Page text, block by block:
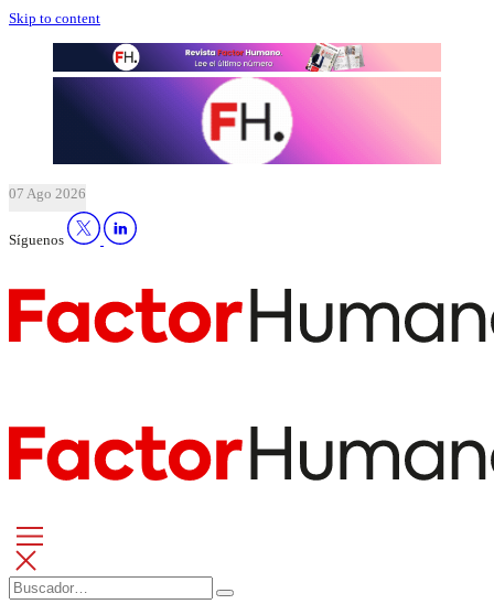
Skip to content
07 Ago 2026
Síguenos